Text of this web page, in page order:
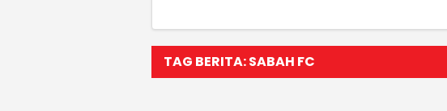
TAG BERITA: SABAH FC